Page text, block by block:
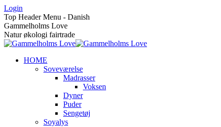
Skip
to
content
Login
Top Header Menu - Danish
Gammelholms Love
Natur økologi fairtrade
HOME
Soveværelse
Madrasser
Voksen
Dyner
Puder
Sengetøj
Soyalys